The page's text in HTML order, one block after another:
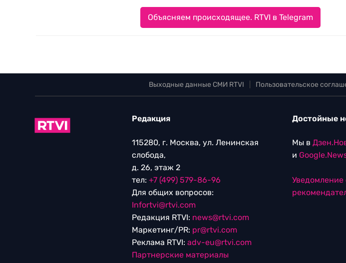
Объясняем происходящее. RTVI в Telegram
Выходные данные СМИ RTVI Пользовательское
Редакция
115280, г. Москва, ул. Ленинская
слобода,
д. 26, этаж 2
тел: +7 (499) 579-86-96
Для общих вопросов:
Infortvi@rtvi.com
Редакция RTVI: news@rtvi.com
Маркетинг/PR: pr@rtvi.com
Реклама RTVI: adv-eu@rtvi.com
Партнерские материалы
Достойные
Мы в
и
Уведомление